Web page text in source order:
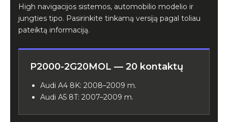
High navigacijos sistemos, automobilio modelio ir
jungties tipo. Pasirinkite tinkamą versiją pagal toliau
pateiktą informaciją.
P2000-2G20MOL — 20 kontaktų
Audi A4 8K: 2008–2009 m.
Audi A5 8T: 2007–2009 m.